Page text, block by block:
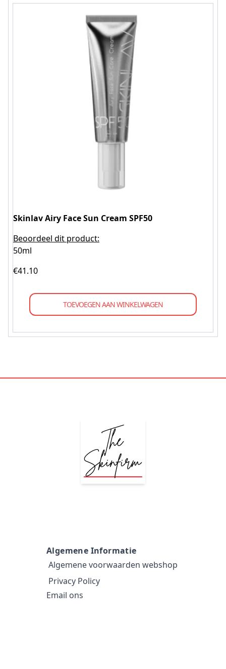
Skinlav Airy Face Sun Cream SPF50
Beoordeel dit product:
50ml
€41.10
TOEVOEGEN AAN WINKELWAGEN
Algemene Informatie
Algemene voorwaarden webshop
Privacy Policy
Email ons